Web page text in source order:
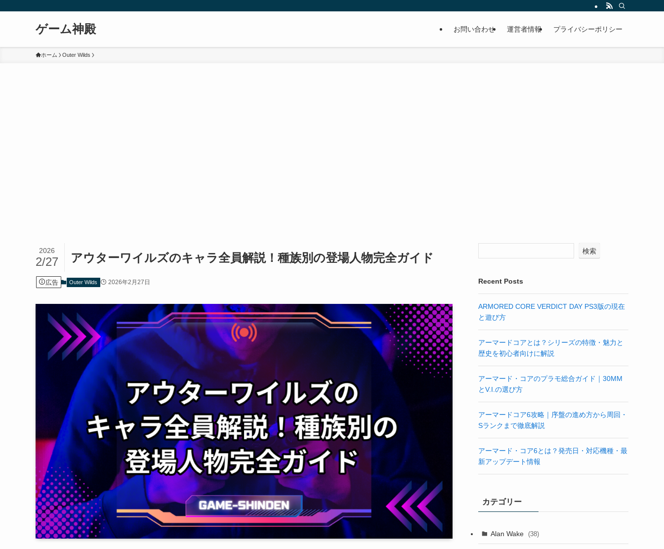
ゲーム神殿 お問い合わせ 運営者情報 プライバシーポリシー
ホーム Outer Wilds
アウターワイルズのキャラ全員解説！種族別の登場人物完全ガイド
2026
2/27
広告 Outer Wilds 2026年2月27日
検索
Recent Posts
ARMORED CORE VERDICT DAY PS3版の現在
と遊び方
アーマードコアとは？シリーズの特徴・魅力と
歴史を初心者向けに解説
アーマード・コアのプラモ総合ガイド｜30MM
とV.I.の選び方
アーマードコア6攻略｜序盤の進め方から周回・
Sランクまで徹底解説
アーマード・コア6とは？発売日・対応機種・最
新アップデート情報
カテゴリー
Alan Wake (38)